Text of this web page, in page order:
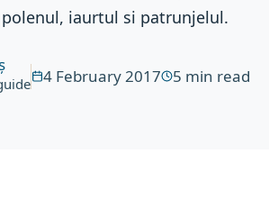
iaurtul si patrunjelul.
4 February 2017 5 min read